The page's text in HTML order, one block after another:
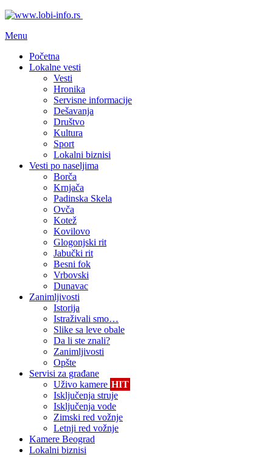
Menu
Početna
Lokalne vesti
Vesti
Hronika
Servisne informacije
Dešavanja
Društvo
Kultura
Sport
Lokalni biznisi
Vesti po naseljima
Borča
Krnjača
Padinska Skela
Ovča
Kotež
Kovilovo
Glogonjski rit
Jabučki rit
Besni fok
Vrbovski
Dunavac
Zanimljivosti
Istorija
Istraživali smo…
Slike sa leve obale
Da li ste znali?
Zanimljivosti
Opšte
Servisi za građane
Uživo kamere HIT
Isključenja struje
Isključenja vode
Zimski red vožnje
Letnji red vožnje
Kamere Beograd
Lokalni biznisi